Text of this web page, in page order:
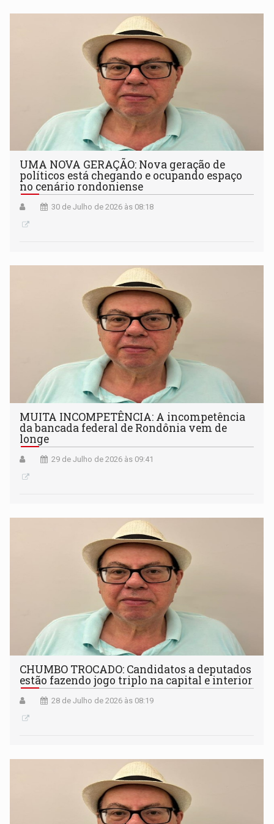
UMA NOVA GERAÇÃO: Nova geração de
políticos está chegando e ocupando espaço
no cenário rondoniense
30 de Julho de 2026 às 08:18
MUITA INCOMPETÊNCIA: A incompetência
da bancada federal de Rondônia vem de
longe
29 de Julho de 2026 às 09:41
CHUMBO TROCADO: Candidatos a deputados
estão fazendo jogo triplo na capital e interior
28 de Julho de 2026 às 08:19